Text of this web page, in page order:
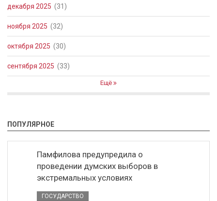
декабря 2025 (31)
ноября 2025 (32)
октября 2025 (30)
сентября 2025 (33)
Ещё
ПОПУЛЯРНОЕ
Памфилова предупредила о
проведении думских выборов в
экстремальных условиях
ГОСУДАРСТВО